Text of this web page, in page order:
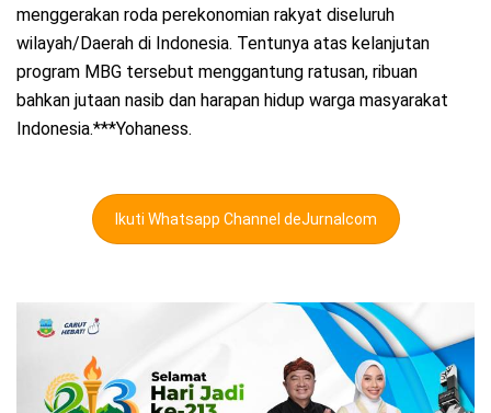
menggerakan roda perekonomian rakyat diseluruh
wilayah/Daerah di Indonesia. Tentunya atas kelanjutan
program MBG tersebut menggantung ratusan, ribuan
bahkan jutaan nasib dan harapan hidup warga masyarakat
Indonesia.***Yohaness.
Ikuti Whatsapp Channel deJurnalcom